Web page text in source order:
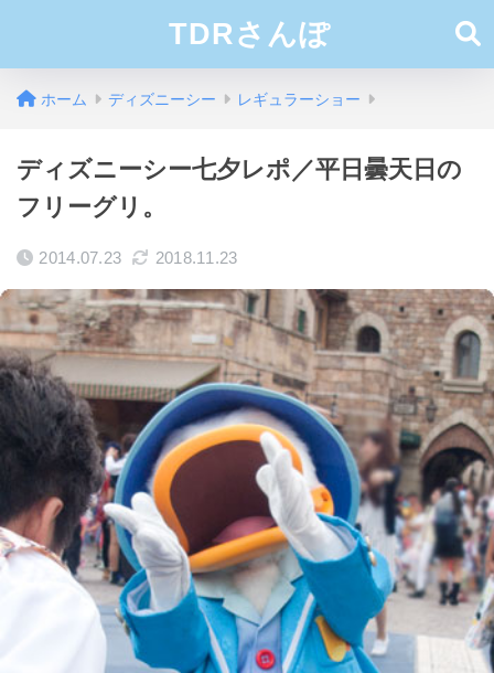
TDRさんぽ
ホーム ディズニーシー レギュラーショー
ディズニーシー七夕レポ／平日曇天日の
フリーグリ。
2014.07.23 2018.11.23